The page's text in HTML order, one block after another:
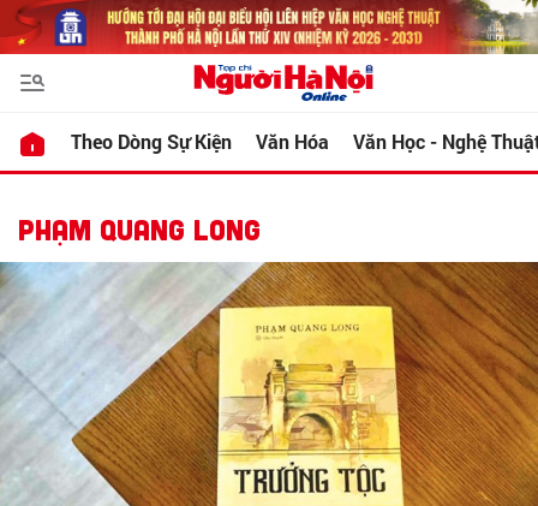
Theo Dòng Sự Kiện Văn Hóa Văn Học - Nghệ
PHẠM QUANG LONG